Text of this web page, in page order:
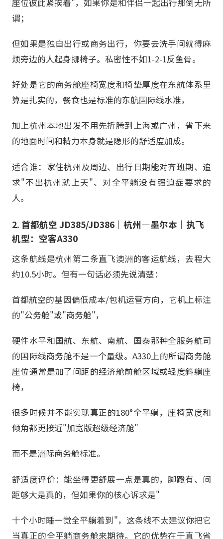
座位彼此紧挨着"，如果你是和伴侣一起出行那倒无所
谓；
但如果是独自出行或商务出行，你要去洗手间就得麻
烦旁边的人起身挪椅子。私密性不如1-2-1反鱼骨。
好处是它的商务舱座椅宽度和椅垫厚度在东航体系里
算是扎实的，餐食也是标准的东航国际线水准，
加上杭州本地出发不用先折腾到上海或广州，省下来
的地面时间和精力本身就是隐形的舒适度加成。
适合谁：家住杭州及周边、出行日期能对齐班期、追
求"不出杭州就上天"、对全平躺没有强迫症要求的
人。
2. 首都航空 JD385/JD386｜杭州—墨尔本｜执飞
机型：空客A330
这条航线是杭州第二条直飞澳洲的客运航线，去程大
约10.5小时。但有一句话必须先说清楚：
首都航空的基因偏低成本/包机运营方向，它机上标注
的"公务舱"或"商务舱"，
硬件水平和国航、东航、南航、国泰那种全服务航司
的国际线商务舱不是一个量级。A330上的所谓商务舱
座位通常是加了间距的经济舱前舱区域或轻度斜躺座
椅，
很多时候并不能实现真正的180°全平躺，座椅宽度和
倾角都更接近"加宽版超级经济舱"
而不是洲际商务舱标准。
舒适度评价：能坐得更舒展一点是真的，脚蹬有、间
距够大是真的，但如果你的核心诉求是"
十个小时睡一觉全平躺着到"，这条线不太建议你把它
当真正的全平躺商务舱来期待。它的优势在于直飞省